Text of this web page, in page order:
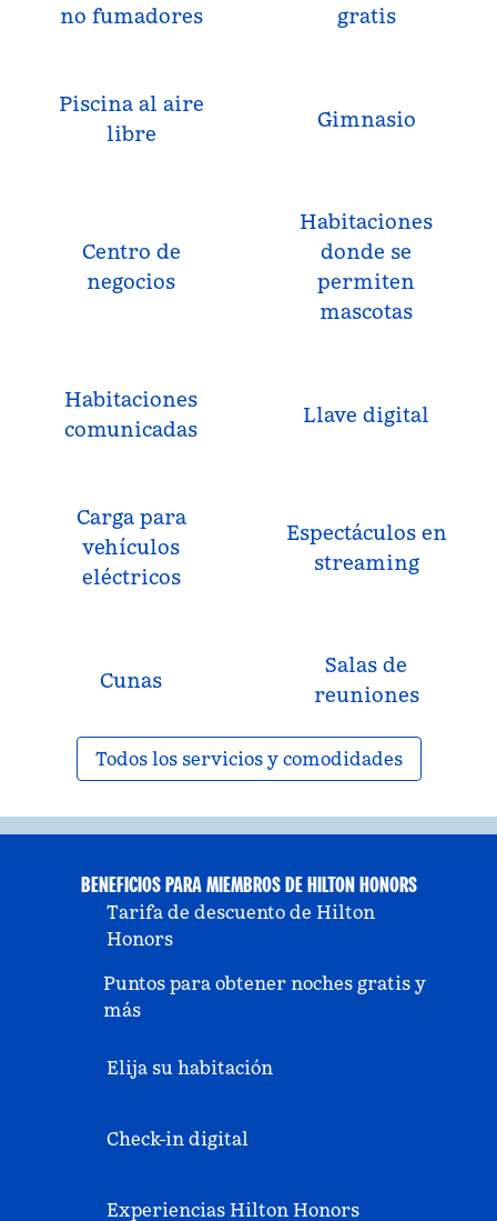
no fumadores
gratis
Piscina al aire
libre
Gimnasio
Centro de
negocios
Habitaciones
donde se
permiten
mascotas
Habitaciones
comunicadas
Llave digital
Carga para
vehículos
eléctricos
Espectáculos en
streaming
Cunas
Salas de
reuniones
Todos los servicios y comodidades
BENEFICIOS PARA MIEMBROS DE HILTON HONORS
Tarifa de descuento de Hilton
Honors
Puntos para obtener noches gratis y
más
Elija su habitación
Check-in digital
Experiencias Hilton Honors